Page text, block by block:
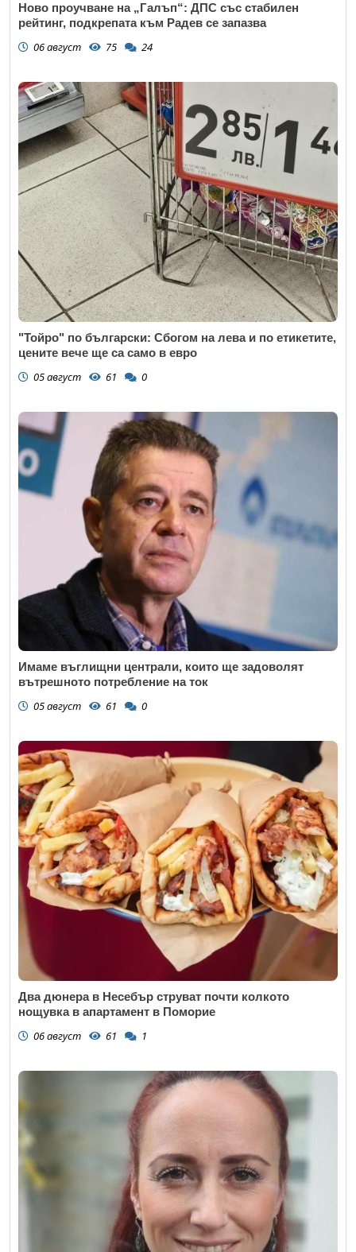
Ново проучване на „Галъп“: ДПС със стабилен
рейтинг, подкрепата към Радев се запазва
06 август 75 24
"Тойро" по български: Сбогом на лева и по етикетите,
цените вече ще са само в евро
05 август 61 0
Имаме въглищни централи, които ще задоволят
вътрешното потребление на ток
05 август 61 0
Два дюнера в Несебър струват почти колкото
нощувка в апартамент в Поморие
06 август 61 1